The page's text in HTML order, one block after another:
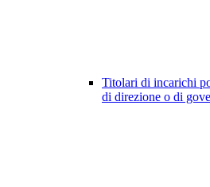
Titolari di incarichi
di direzione o di